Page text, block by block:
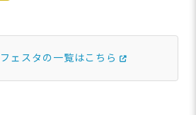
ェスタの一覧はこちら